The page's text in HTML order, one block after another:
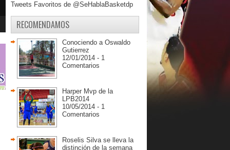
Tweets Favoritos de @SeHablaBasketdp
RECOMENDAMOS
Conociendo a Oswaldo
Gutierrez
12/01/2014 - 1
Comentarios
Harper Mvp de la
LPB2014
10/05/2014 - 1
Comentarios
Roselis Silva se lleva la
distinción de la semana